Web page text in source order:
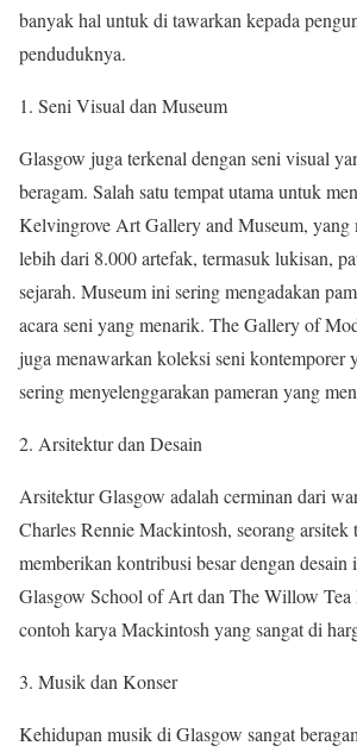
banyak hal untuk di tawarkan kepada
penduduknya.
1. Seni Visual dan Museum
Glasgow juga terkenal dengan seni visual
beragam. Salah satu tempat utama untuk
Kelvingrove Art Gallery and Museum,
lebih dari 8.000 artefak, termasuk lukisan,
sejarah. Museum ini sering mengadakan
acara seni yang menarik. The Gallery of
juga menawarkan koleksi seni kontemporer
sering menyelenggarakan pameran yang
2. Arsitektur dan Desain
Arsitektur Glasgow adalah cerminan dari
Charles Rennie Mackintosh, seorang arsitek
memberikan kontribusi besar dengan
Glasgow School of Art dan The Willow Tea
contoh karya Mackintosh yang sangat di
3. Musik dan Konser
Kehidupan musik di Glasgow sangat